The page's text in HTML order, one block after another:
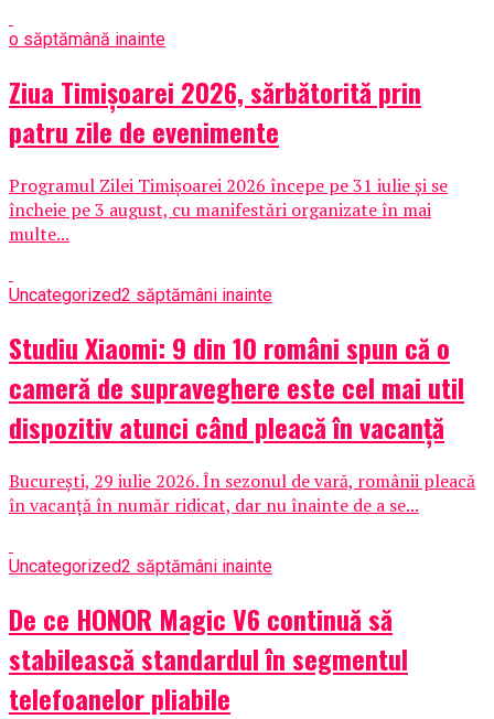
o săptămână inainte
Ziua Timișoarei 2026, sărbătorită prin
patru zile de evenimente
Programul Zilei Timișoarei 2026 începe pe 31 iulie și se
încheie pe 3 august, cu manifestări organizate în mai
multe...
Uncategorized2 săptămâni inainte
Studiu Xiaomi: 9 din 10 români spun că o
cameră de supraveghere este cel mai util
dispozitiv atunci când pleacă în vacanță
București, 29 iulie 2026. În sezonul de vară, românii pleacă
în vacanță în număr ridicat, dar nu înainte de a se...
Uncategorized2 săptămâni inainte
De ce HONOR Magic V6 continuă să
stabilească standardul în segmentul
telefoanelor pliabile